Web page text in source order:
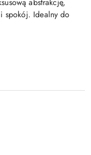
spokój. Idealny do